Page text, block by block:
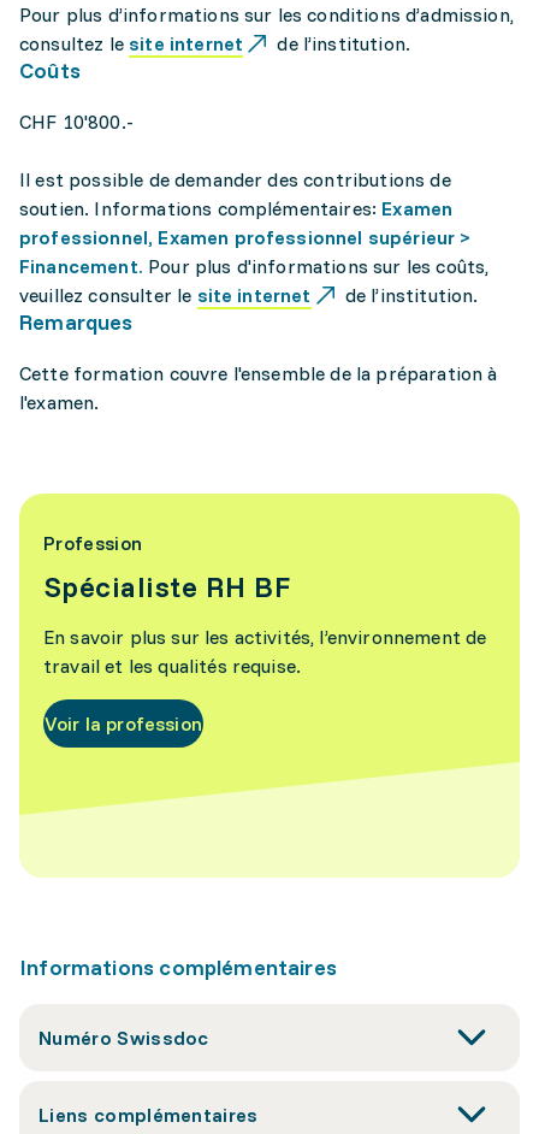
Pour plus d’informations sur les conditions d’admission,
consultez le site internet de l’institution.
Coûts
CHF 10'800.-
Il est possible de demander des contributions de
soutien. Informations complémentaires: Examen
professionnel, Examen professionnel supérieur >
Financement. Pour plus d'informations sur les coûts,
veuillez consulter le site internet de l’institution.
Remarques
Cette formation couvre l'ensemble de la préparation à
l'examen.
Profession
Spécialiste RH BF
En savoir plus sur les activités, l’environnement de
travail et les qualités requise.
Voir la profession
Informations complémentaires
Numéro Swissdoc
Liens complémentaires